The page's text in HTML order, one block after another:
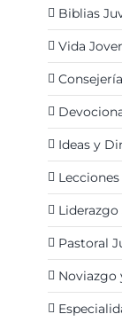
Biblias
Vida
Ideas y
Pastoral
Noviazgo